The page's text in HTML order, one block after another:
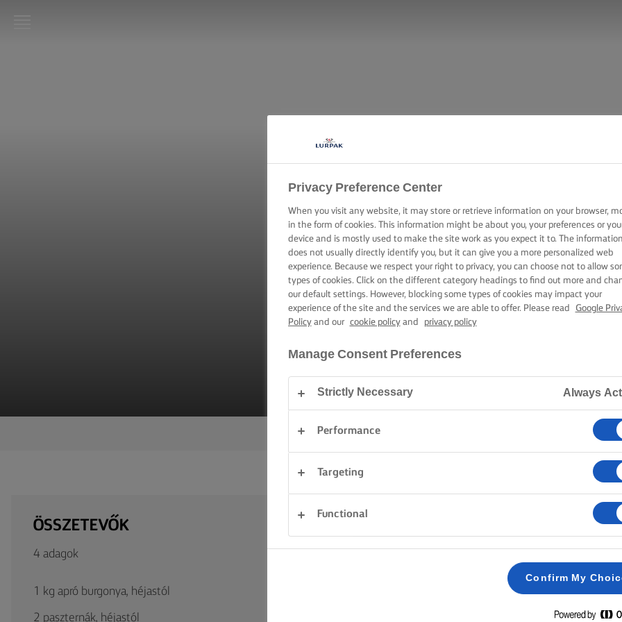
Magyarország
CÔTE DE
1 óra sütési-főzési idő
ÖSSZETEVŐK
4 adagok
1 kg apró burgonya, héjastól
2 paszternák, héjastól
A burgonyát és a paszternákot jól
kakukkfűvel összeforgatjuk, és egy tűzálló
légkeveréses sütőben 150 °C-on,
puhul. Ha elkészült, keverjük össze durvára
Privacy Preference Center
When you visit any website, it may store or retrieve information on your browser,
in the form of cookies. This information might be about you, your preferences or
device and is mostly used to make the site work as you expect it to. The information
does not usually directly identify you, but it can give you a more personalized web
experience. Because we respect your right to privacy, you can choose not to allow
types of cookies. Click on the different category headings to find out more and
our default settings. However, blocking some types of cookies may impact your
experience of the site and the services we are able to offer. Please read
Google
Policyand our cookie policyand privacy policy
Manage Consent Preferences
Strictly Necessary Always
Performance
Targeting
Functional
Confirm My